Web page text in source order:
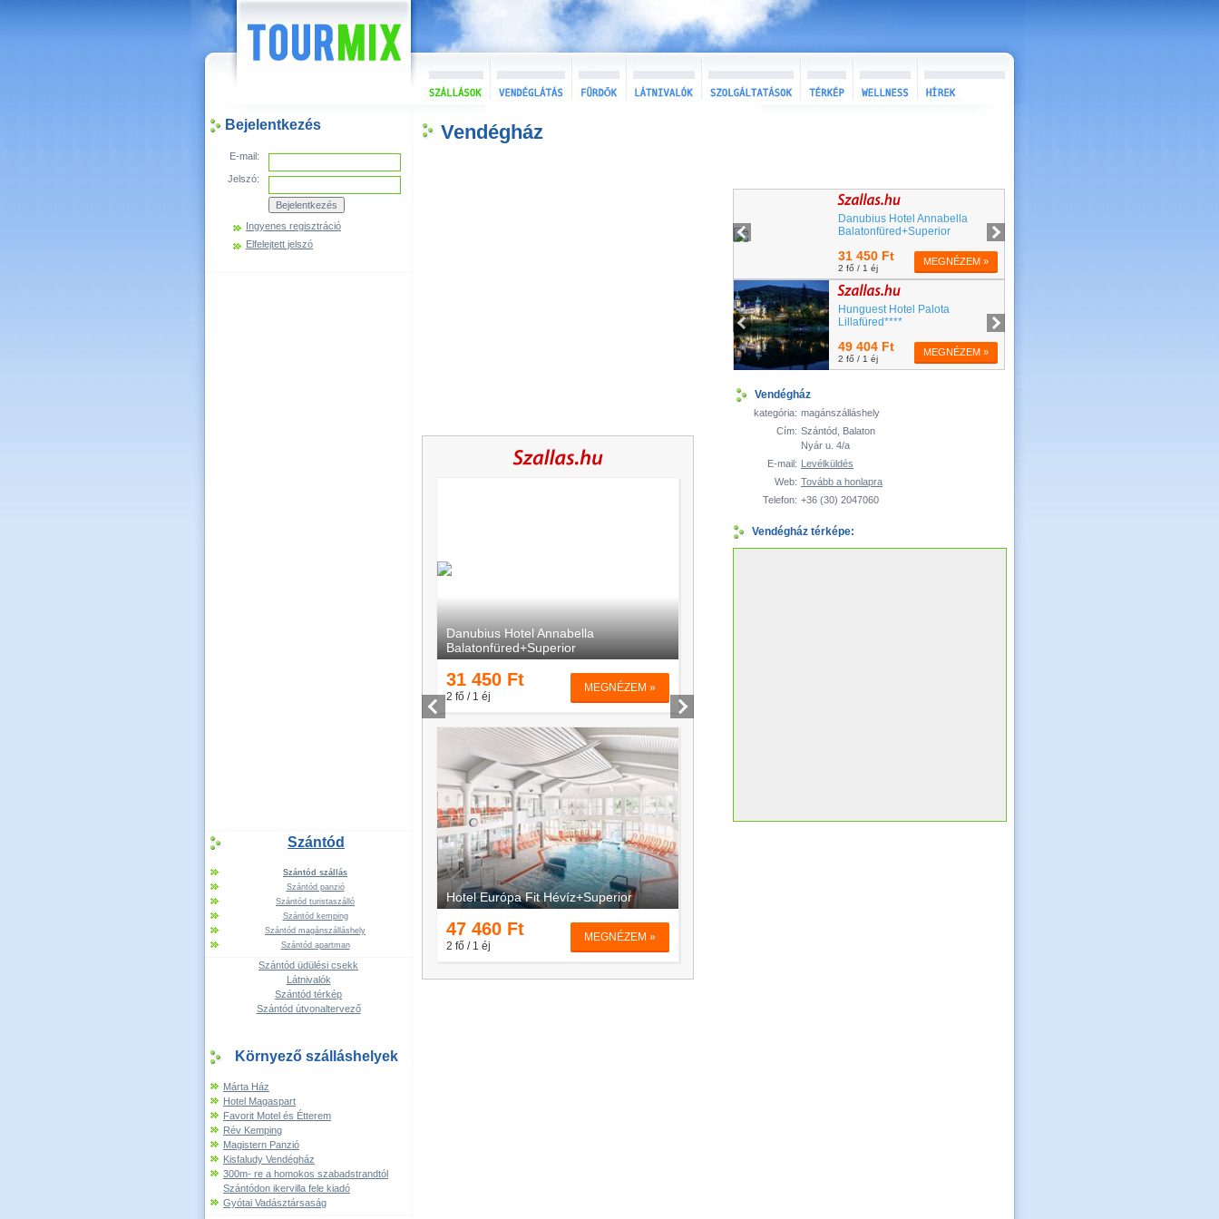
Bejelentkezés
E-mail:
Jelszó:
Ingyenes regisztráció
Elfelejtett jelszó
Szántód
Szántód szállás
Szántód panzió
Szántód turistaszálló
Szántód kemping
Szántód magánszálláshely
Szántód apartman
Szántód üdülési csekk
Látnivalók
Szántód térkép
Szántód útvonaltervező
Környező szálláshelyek
Márta Ház
Hotel Magaspart
Favorit Motel és Étterem
Rév Kemping
Magistern Panzió
Kisfaludy Vendégház
300m- re a homokos szabadstrandtól
Szántódon ikervilla fele kiadó
Gyótai Vadásztársaság
Vendégház
Vendégház
kategória: magánszálláshely
Cím: Szántód, Balaton
Nyár u. 4/a
E-mail: Levélküldés
Web: Tovább a honlapra
Telefon: +36 (30) 2047060
Vendégház térképe: